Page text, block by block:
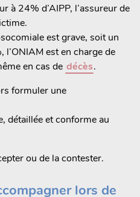
à 24% d’AIPP, l’assureur de
est grave, soit un
l’ONIAM est en charge de
en cas de décès.
formuler une
détaillée et conforme au
ou de la contester.
lors de